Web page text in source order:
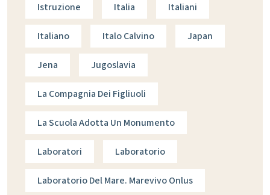
Istruzione Italia Italiani
Italiano Italo Calvino Japan
Jena Jugoslavia
La Compagnia Dei Figliuoli
La Scuola Adotta Un Monumento
Laboratori Laboratorio
Laboratorio Del Mare. Marevivo Onlus